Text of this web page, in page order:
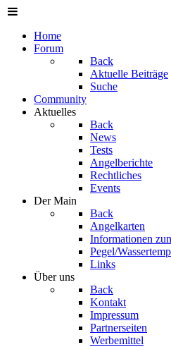
Home
Forum
Back
Aktuelle Beiträge
Suche
Community
Aktuelles
Back
News
Tests
Angelberichte
Rechtliches
Events
Der Main
Back
Angelkarten
Informationen
Pegel/
Links
Über uns
Back
Kontakt
Impressum
Partnerseiten
Werbemittel